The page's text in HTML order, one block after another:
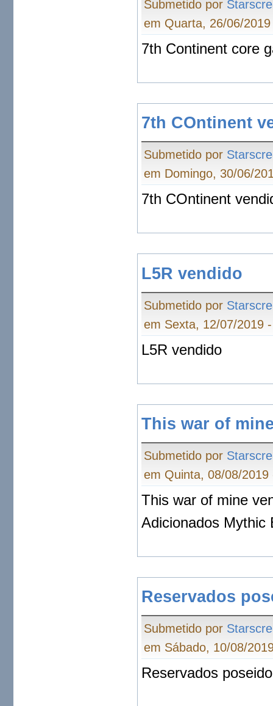
Submetido por
em Quarta, 26/06/
7th Continent core
7th COntinent
Submetido por
em Domingo, 30/06/
7th COntinent
L5R vendido
Submetido por
em Sexta, 12/07/2019
L5R vendido
This war of
Submetido por
em Quinta, 08/08/2019
This war of mine
Adicionados Mythic
Reservados
Submetido por
em Sábado, 10/08/
Reservados